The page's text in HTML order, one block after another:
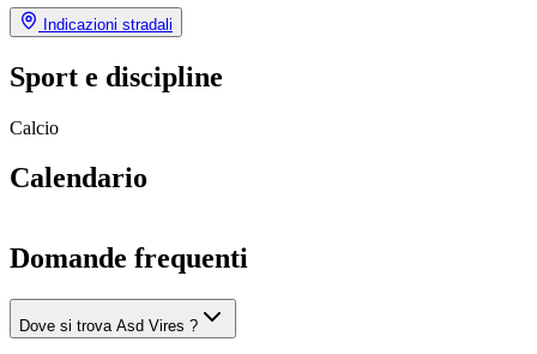
Indicazioni stradali
Sport e discipline
Calcio
Calendario
Domande frequenti
Dove si trova Asd Vires ?